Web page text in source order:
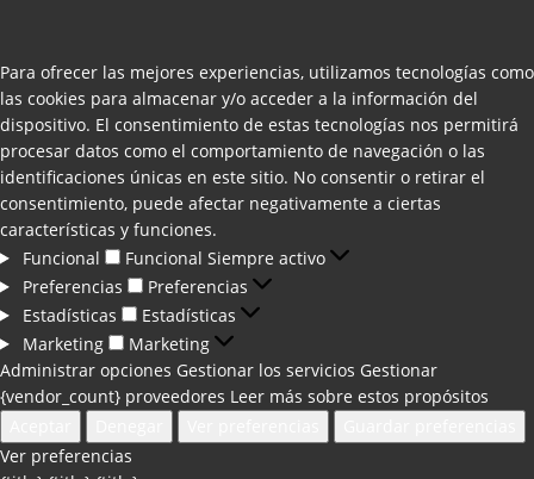
Para ofrecer las mejores experiencias, utilizamos tecnologías como
las cookies para almacenar y/o acceder a la información del
dispositivo. El consentimiento de estas tecnologías nos permitirá
procesar datos como el comportamiento de navegación o las
identificaciones únicas en este sitio. No consentir o retirar el
consentimiento, puede afectar negativamente a ciertas
características y funciones.
Funcional
Funcional Siempre activo
Preferencias
Preferencias
Estadísticas
Estadísticas
Marketing
Marketing
Administrar opciones Gestionar los servicios Gestionar
{vendor_count} proveedores Leer más sobre estos propósitos
Ver preferencias